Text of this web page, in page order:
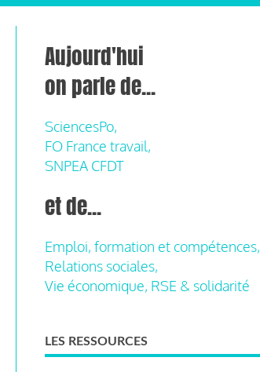
Aujourd'hui
on parle de...
SciencesPo,
FO France travail,
SNPEA CFDT
et de...
Emploi, formation et compétences,
Relations sociales,
Vie économique, RSE & solidarité
LES RESSOURCES